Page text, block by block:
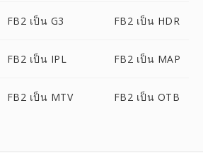
FB2 เป็น G3 FB2 เป็น HDR
FB2 เป็น IPL FB2 เป็น MAP
FB2 เป็น MTV FB2 เป็น OTB